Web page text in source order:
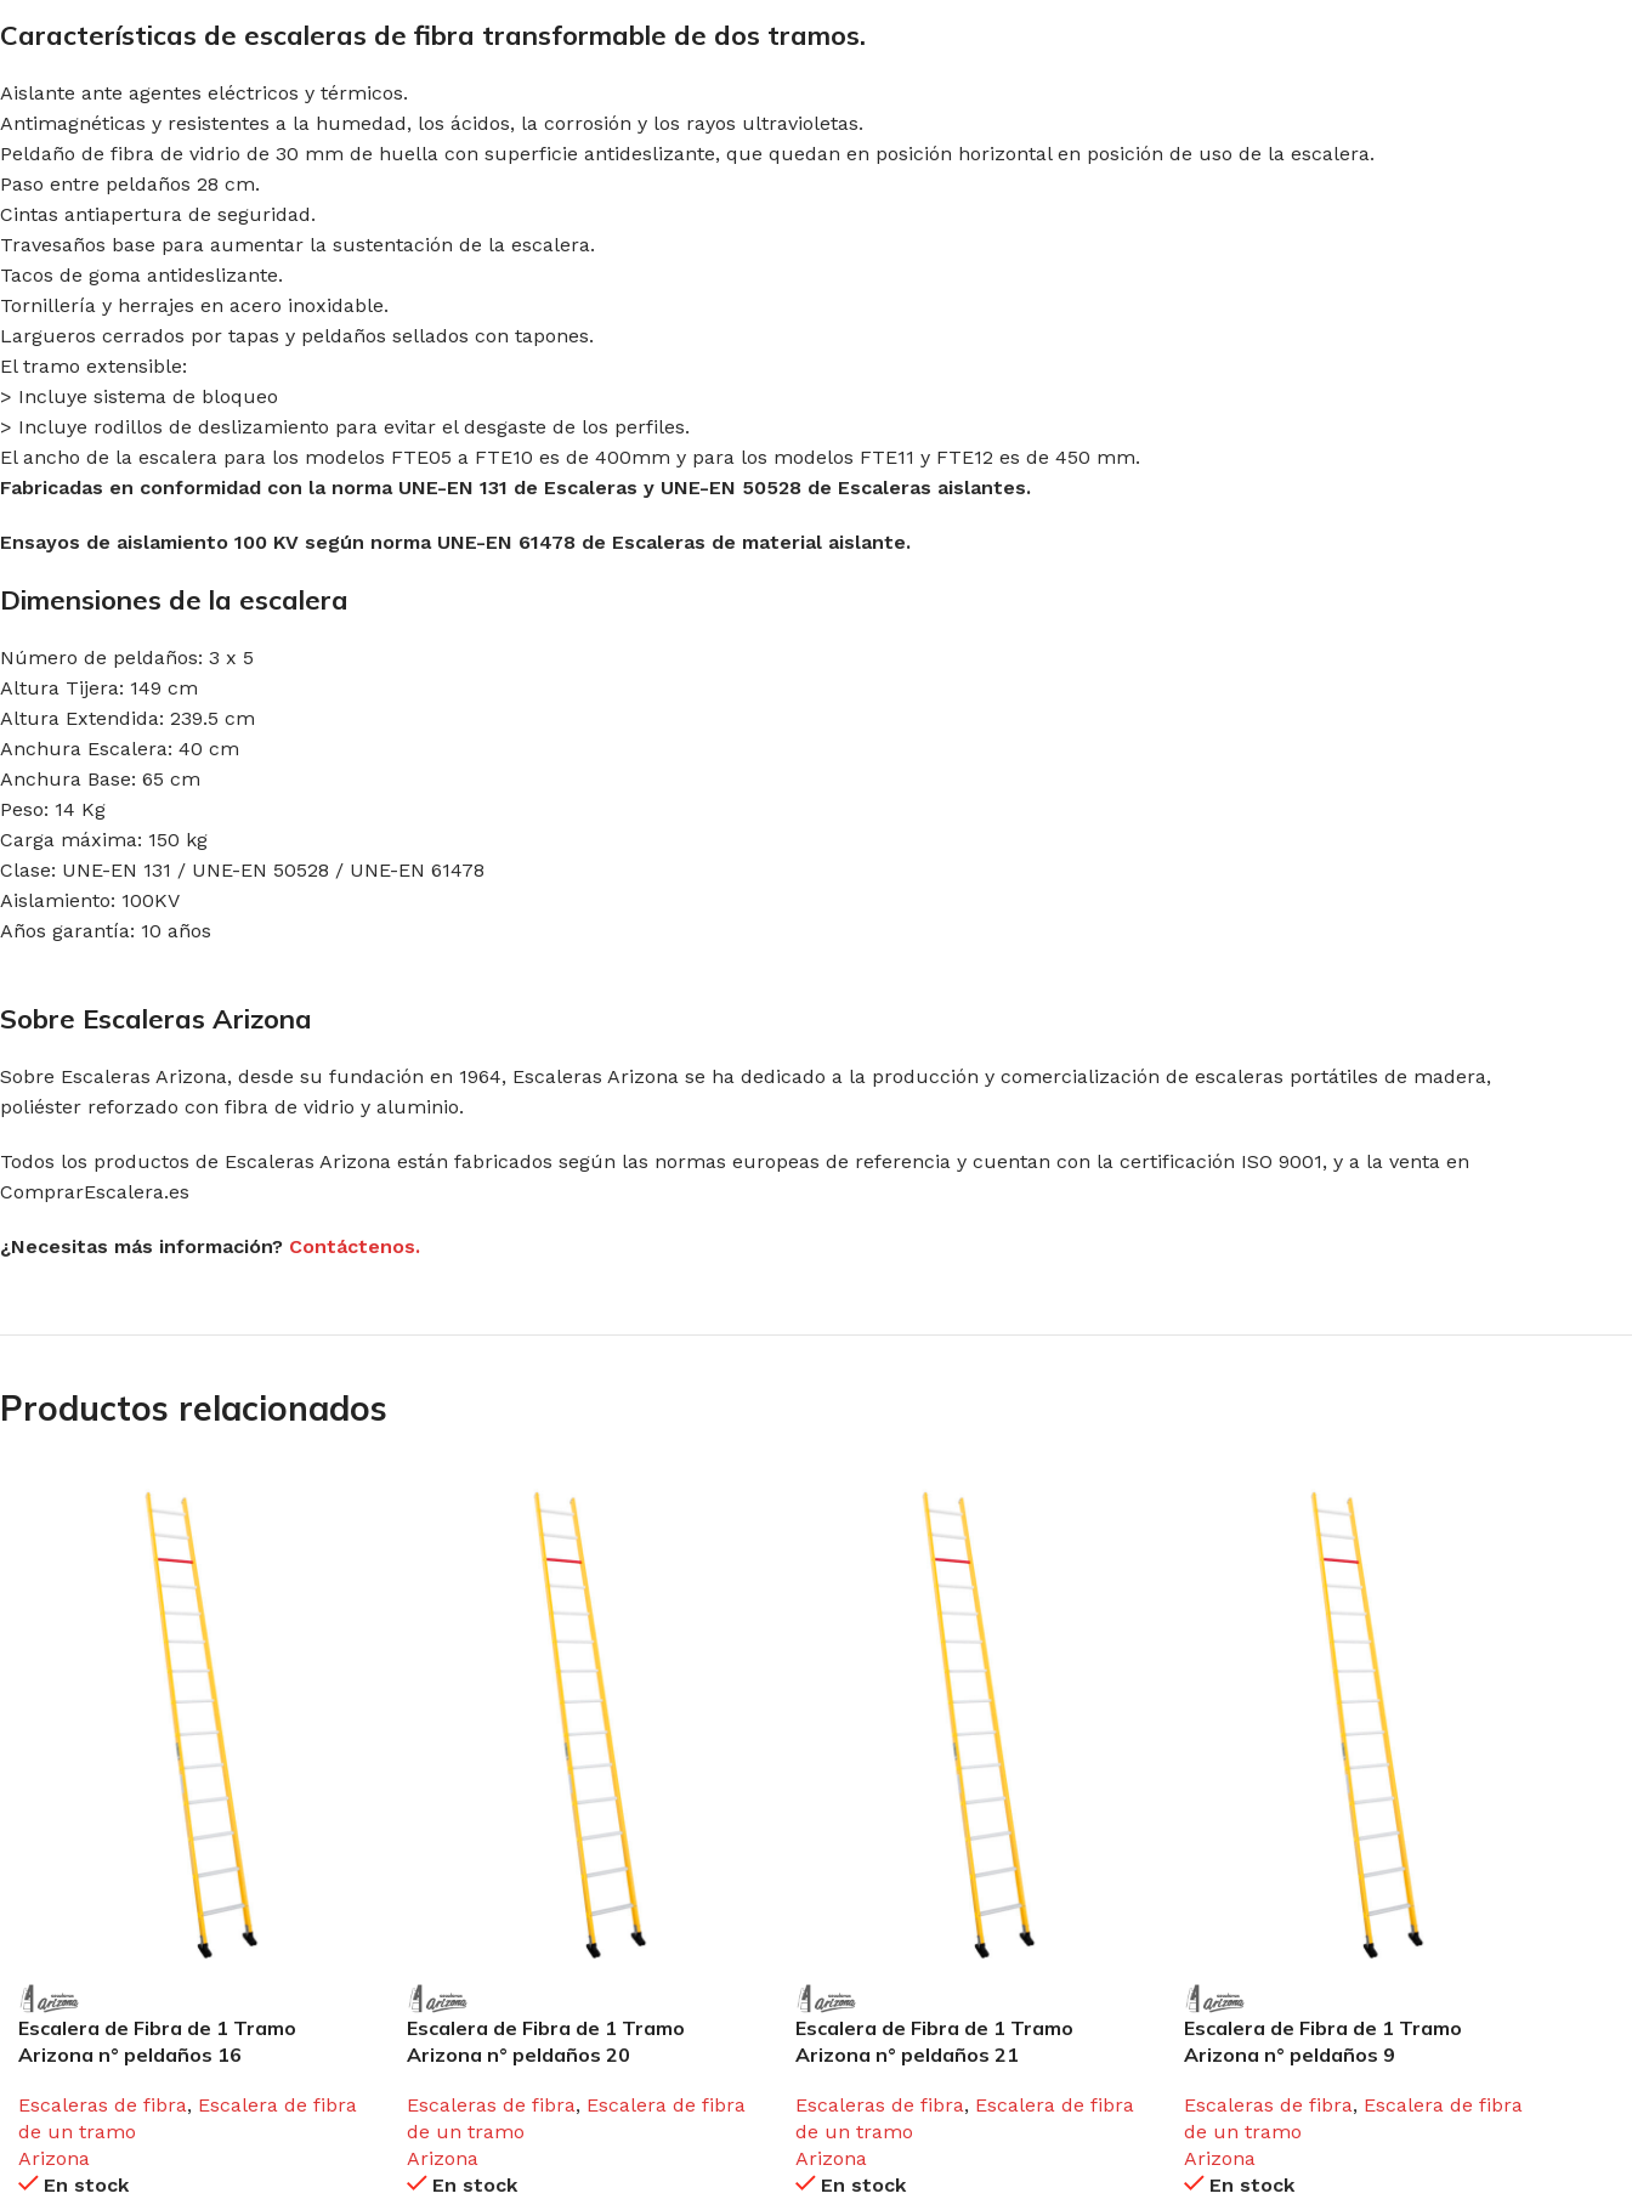
Características de escaleras de fibra transformable de dos tramos.
Aislante ante agentes eléctricos y térmicos.
Antimagnéticas y resistentes a la humedad, los ácidos, la corrosión y los rayos ultravioletas.
Peldaño de fibra de vidrio de 30 mm de huella con superficie antideslizante, que quedan en posición horizontal en posición de uso de la escalera.
Paso entre peldaños 28 cm.
Cintas antiapertura de seguridad.
Travesaños base para aumentar la sustentación de la escalera.
Tacos de goma antideslizante.
Tornillería y herrajes en acero inoxidable.
Largueros cerrados por tapas y peldaños sellados con tapones.
El tramo extensible:
> Incluye sistema de bloqueo
> Incluye rodillos de deslizamiento para evitar el desgaste de los perfiles.
El ancho de la escalera para los modelos FTE05 a FTE10 es de 400mm y para los modelos FTE11 y FTE12 es de 450 mm.
Fabricadas en conformidad con la norma UNE-EN 131 de Escaleras y UNE-EN 50528 de Escaleras aislantes.
Ensayos de aislamiento 100 KV según norma UNE-EN 61478 de Escaleras de material aislante.
Dimensiones de la escalera
Número de peldaños: 3 x 5
Altura Tijera: 149 cm
Altura Extendida: 239.5 cm
Anchura Escalera: 40 cm
Anchura Base: 65 cm
Peso: 14 Kg
Carga máxima: 150 kg
Clase: UNE-EN 131 / UNE-EN 50528 / UNE-EN 61478
Aislamiento: 100KV
Años garantía: 10 años
Sobre Escaleras Arizona
Sobre Escaleras Arizona, desde su fundación en 1964, Escaleras Arizona se ha dedicado a la producción y comercialización de escaleras portátiles de madera,
poliéster reforzado con fibra de vidrio y aluminio.
Todos los productos de Escaleras Arizona están fabricados según las normas europeas de referencia y cuentan con la certificación ISO 9001, y a la venta en
ComprarEscalera.es
¿Necesitas más información? Contáctenos.
Productos relacionados
Escalera de Fibra de 1 Tramo
Arizona n° peldaños 16
Escaleras de fibra, Escalera de fibra
de un tramo
Arizona
En stock
Escalera de Fibra de 1 Tramo
Arizona n° peldaños 20
Escaleras de fibra, Escalera de fibra
de un tramo
Arizona
En stock
Escalera de Fibra de 1 Tramo
Arizona n° peldaños 21
Escaleras de fibra, Escalera de fibra
de un tramo
Arizona
En stock
Escalera de Fibra de 1 Tramo
Arizona n° peldaños 9
Escaleras de fibra, Escalera de fibra
de un tramo
Arizona
En stock